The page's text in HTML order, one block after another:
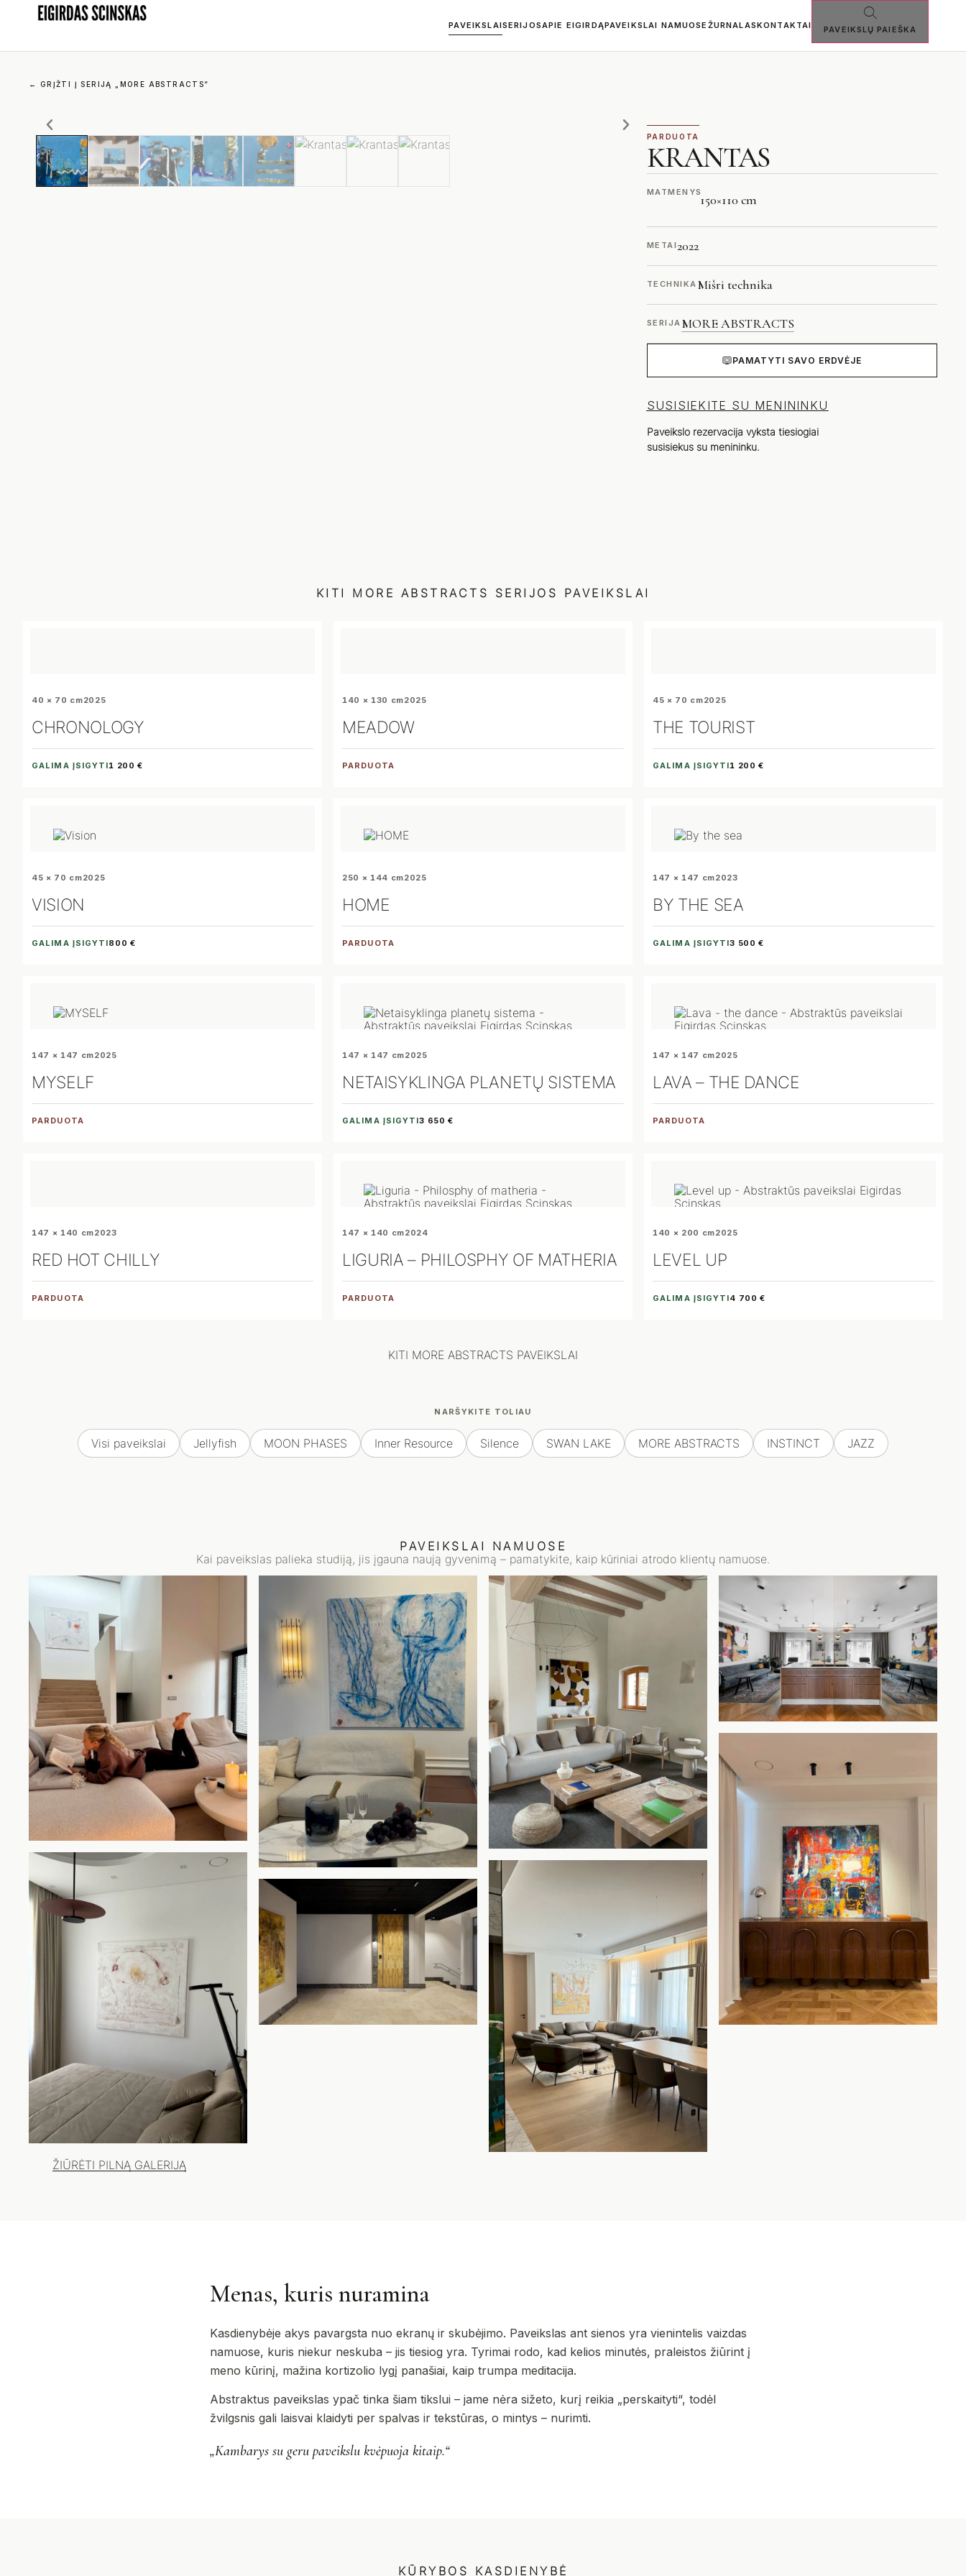
PAVEIKSLAISERIJOSAPIE EIGIRDĄPAVEIKSLAI NAMUOSE ŽURNALASKONTAKTAI PAVEIKSLŲ PAIEŠKA
← GRĮŽTI Į SERIJĄ „MORE ABSTRACTS“
PARDUOTA
KRANTAS
MATMENYS150×110 cm
METAI 2022
TECHNIKA Mišri technika
SERIJA MORE ABSTRACTS
PAMATYTI SAVO ERDVĖJE
SUSISIEKITE SU MENININKU
Paveikslo rezervacija vyksta tiesiogiai
susisiekus su menininku.
KITI MORE ABSTRACTS SERIJOS PAVEIKSLAI
40 × 70 cm2025
CHRONOLOGY
GALIMA ĮSIGYTI1 200 €
140 × 130 cm2025
MEADOW
PARDUOTA
45 × 70 cm2025
THE TOURIST
GALIMA ĮSIGYTI1 200 €
45 × 70 cm2025
VISION
GALIMA ĮSIGYTI800 €
250 × 144 cm2025
HOME
PARDUOTA
147 × 147 cm2023
BY THE SEA
GALIMA ĮSIGYTI3 500 €
147 × 147 cm2025
MYSELF
PARDUOTA
147 × 147 cm2025
NETAISYKLINGA PLANETŲ SISTEMA
GALIMA ĮSIGYTI3 650 €
147 × 147 cm2025
LAVA – THE DANCE
PARDUOTA
147 × 140 cm2023
RED HOT CHILLY
PARDUOTA
147 × 140 cm2024
LIGURIA – PHILOSPHY OF MATHERIA
PARDUOTA
140 × 200 cm2025
LEVEL UP
GALIMA ĮSIGYTI4 700 €
KITI MORE ABSTRACTS PAVEIKSLAI
NARŠYKITE TOLIAU
Visi paveikslai Jellyfish MOON PHASES Inner Resource Silence SWAN LAKE MORE ABSTRACTS INSTINCT JAZZ
PAVEIKSLAI NAMUOSE
Kai paveikslas palieka studiją, jis įgauna naują gyvenimą – pamatykite, kaip kūriniai atrodo klientų namuose.
ŽIŪRĖTI PILNĄ GALERIJĄ
Menas, kuris nuramina
Kasdienybėje akys pavargsta nuo ekranų ir skubėjimo. Paveikslas ant sienos yra vienintelis vaizdas
namuose, kuris niekur neskuba – jis tiesiog yra. Tyrimai rodo, kad kelios minutės, praleistos žiūrint į
meno kūrinį, mažina kortizolio lygį panašiai, kaip trumpa meditacija.
Abstraktus paveikslas ypač tinka šiam tikslui – jame nėra sižeto, kurį reikia „perskaityti“, todėl
žvilgsnis gali laisvai klaidyti per spalvas ir tekstūras, o mintys – nurimti.
„Kambarys su geru paveikslu kvėpuoja kitaip.“
KŪRYBOS KASDIENYBĖ